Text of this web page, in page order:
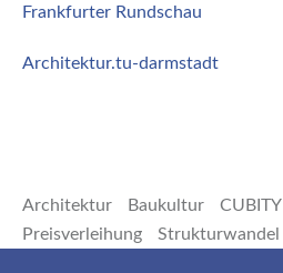
Frankfurter Rundschau
Architektur.tu-darmstadt
Architektur Baukultur CUBITY
Preisverleihung
Strukturwandel